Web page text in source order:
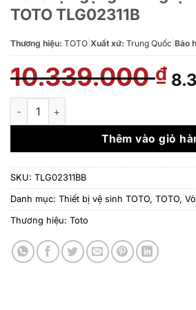
TOTO TLG02311B
Thương hiệu: TOTO Xuất xứ: Trung Quốc Bảo
10.339.000₫ Giá
Vòi chậu gật gù nóng lạnh gắn tường
Thêm vào giỏ
SKU: TLG02311BB
Danh mục: Thiết bị vệ sinh TOTO, TOTO,
Thương hiệu: Toto